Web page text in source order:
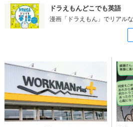
ドラえもんどこでも英語
漫画「ドラえもん」でリアル